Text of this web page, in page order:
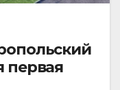
первая